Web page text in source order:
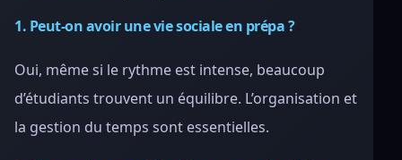
1. Peut-on avoir une vie sociale en prépa ?
Oui, même si le rythme est intense, beaucoup
d’étudiants trouvent un équilibre. L’organisation et
la gestion du temps sont essentielles.